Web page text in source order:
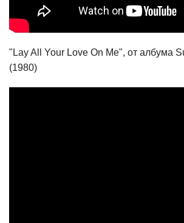
"Lay All Your Love On Me", от албума
(1980)